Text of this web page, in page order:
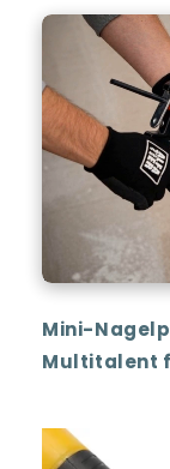
Mini-
Multitalent